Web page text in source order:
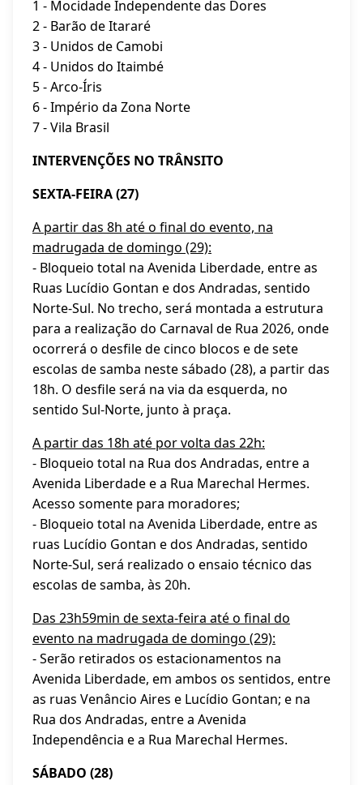
1 - Mocidade Independente das Dores
2 - Barão de Itararé
3 - Unidos de Camobi
4 - Unidos do Itaimbé
5 - Arco-Íris
6 - Império da Zona Norte
7 - Vila Brasil
INTERVENÇÕES NO TRÂNSITO
SEXTA-FEIRA (27)
A partir das 8h até o final do evento, na
madrugada de domingo (29):
- Bloqueio total na Avenida Liberdade, entre as
Ruas Lucídio Gontan e dos Andradas, sentido
Norte-Sul. No trecho, será montada a estrutura
para a realização do Carnaval de Rua 2026, onde
ocorrerá o desfile de cinco blocos e de sete
escolas de samba neste sábado (28), a partir das
18h. O desfile será na via da esquerda, no
sentido Sul-Norte, junto à praça.
A partir das 18h até por volta das 22h:
- Bloqueio total na Rua dos Andradas, entre a
Avenida Liberdade e a Rua Marechal Hermes.
Acesso somente para moradores;
- Bloqueio total na Avenida Liberdade, entre as
ruas Lucídio Gontan e dos Andradas, sentido
Norte-Sul, será realizado o ensaio técnico das
escolas de samba, às 20h.
Das 23h59min de sexta-feira até o final do
evento na madrugada de domingo (29):
- Serão retirados os estacionamentos na
Avenida Liberdade, em ambos os sentidos, entre
as ruas Venâncio Aires e Lucídio Gontan; e na
Rua dos Andradas, entre a Avenida
Independência e a Rua Marechal Hermes.
SÁBADO (28)